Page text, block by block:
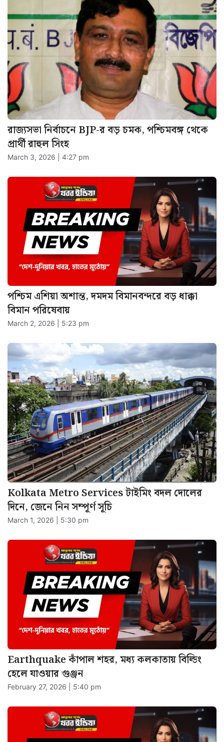
রাজ্যসভা নির্বাচনে BJP-র বড় চমক, পশ্চিমবঙ্গ থেকে
প্রার্থী রাহুল সিংহ
March 3, 2026 | 4:27 pm
পশ্চিম এশিয়া অশান্ত, দমদম বিমানবন্দরে বড় ধাক্কা
বিমান পরিষেবায়
March 2, 2026 | 5:23 pm
Kolkata Metro Services টাইমিং বদল দোলের
দিনে, জেনে নিন সম্পূর্ণ সূচি
March 1, 2026 | 5:30 pm
Earthquake কাঁপাল শহর, মধ্য কলকাতায় বিল্ডিং
হেলে যাওয়ার গুঞ্জন
February 27, 2026 | 5:40 pm